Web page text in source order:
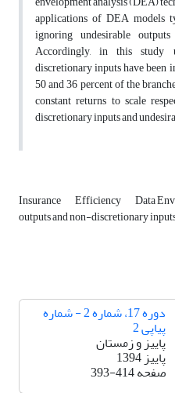
applications of DEA models
ignoring undesirable
Accordingly, in this study
discretionary inputs have been
50 and 36 percent of the
constant returns to scale
discretionary inputs and
Insurance Efficiency Data
outputs and non-discretionary
دوره 17، شماره 2 - شماره
پیاپی 2
پاییز و زمستان
پاییز 1394
صفحه393-414